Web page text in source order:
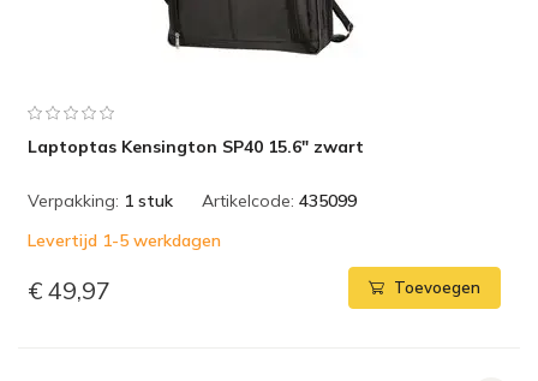
Laptoptas Kensington SP40 15.6" zwart
Verpakking: 1 stuk Artikelcode: 435099
Levertijd 1-5 werkdagen
€ 49,97 Toevoegen